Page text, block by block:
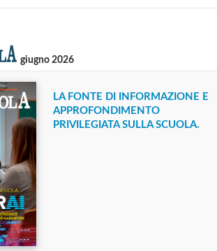
giugno 2026
LA FONTE DI INFORMAZIONE E
APPROFONDIMENTO
PRIVILEGIATA SULLA SCUOLA.